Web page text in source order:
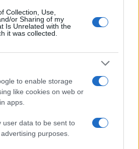
Collection, Use,
or Sharing of my
Is Unrelated with the
it was collected.
to enable storage
like cookies on web or
apps.
user data to be sent to
purposes.
Le elezioni del 25
versi rappresentanoun
classico della politica: chi
fin da subito, chi perde
Si passa da un
alto profilo ad un governo
popolare netto.